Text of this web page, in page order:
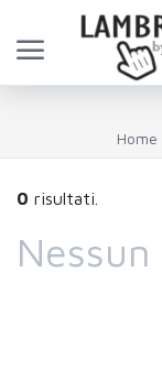
Home
0 risultati.